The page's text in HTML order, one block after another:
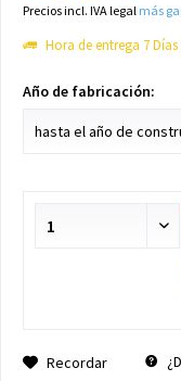
Precios incl. IVA legal más
Hora de entrega 7
Año de fabricación:
Recordar